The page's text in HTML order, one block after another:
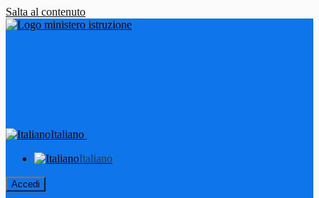
Salta al contenuto
Italiano
Italiano
Accedi